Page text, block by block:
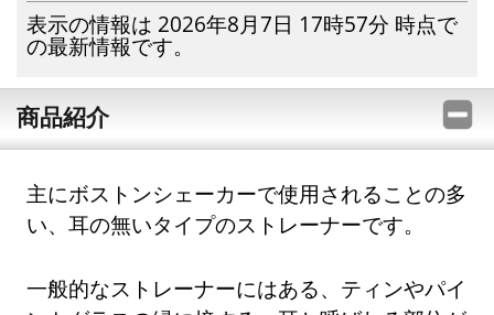
表示の情報は 2026年8月7日 17時57分 時点で
の最新情報です。
商品紹介
主にボストンシェーカーで使用されることの多
い、耳の無いタイプのストレーナーです。
一般的なストレーナーにはある、ティンやパイ